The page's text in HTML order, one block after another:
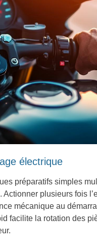
électrique
préparatifs simples
plusieurs fois
mécanique au
facilite la rotation des